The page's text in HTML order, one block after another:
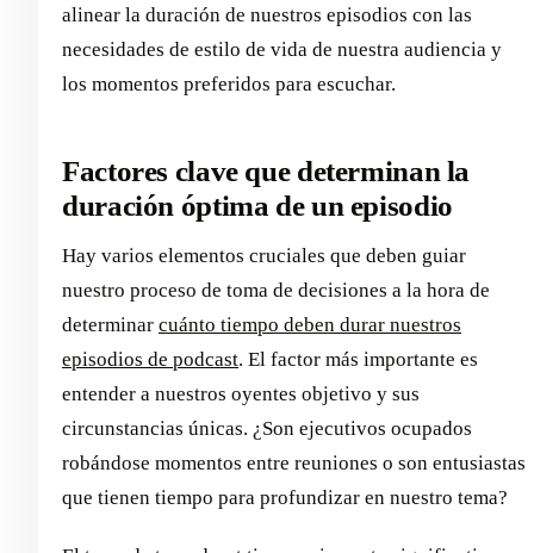
alinear la duración de nuestros episodios con las
necesidades de estilo de vida de nuestra audiencia y
los momentos preferidos para escuchar.
Factores clave que determinan la
duración óptima de un episodio
Hay varios elementos cruciales que deben guiar
nuestro proceso de toma de decisiones a la hora de
determinar cuánto tiempo deben durar nuestros
episodios de podcast. El factor más importante es
entender a nuestros oyentes objetivo y sus
circunstancias únicas. ¿Son ejecutivos ocupados
robándose momentos entre reuniones o son entusiastas
que tienen tiempo para profundizar en nuestro tema?